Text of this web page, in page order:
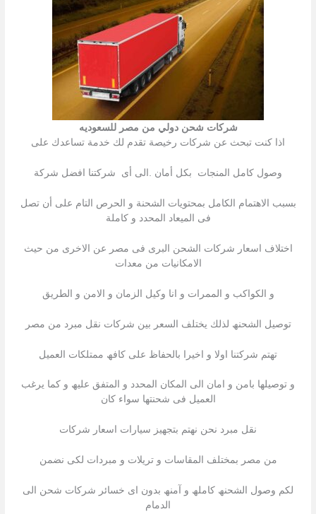
شركات شحن دولي من مصر للسعوديه
اذا كنت تبحث عن شركات رخیصة تقدم لك خدمة تساعدك على
وصول كامل المنجات بكل أمان .الى أى شركتنا افضل شركة
بسبب الاھتمام الكامل بمحتویات الشحنة و الحرص التام على أن تصل
فى المیعاد المحدد و كاملة
اختلاف اسعار شركات الشحن البرى فى مصر عن الاخرى من حیث
الامكانیات من معدات
و الكواكب و الممرات و انا وكيل الزمان و الامن و الطريق
توصیل الشحنھ لذلك یختلف السعر بین شركات نقل مبرد من مصر
تھتم شركتنا اولا و اخیرا بالحفاظ على كافھ ممتلكات العمیل
و توصیلھا بامن و امان الى المكان المحدد و المتفق علیھ و كما یرغب
العمیل فى شحنتھا سواء كان
نقل مبرد نحن نھتم بتجھیز سیارات اسعار شركات
من مصر بمختلف المقاسات و تریلات و مبردات لكى نضمن
لكم وصول الشحنھ كاملھ و آمنھ بدون اى خسائر شركات شحن الى
الدمام